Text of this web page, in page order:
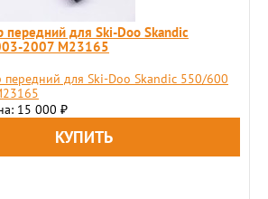
передний для Ski-Doo Skandic
2007 M23165
передний для Ski-Doo Skandic 550/600
15 000 ₽